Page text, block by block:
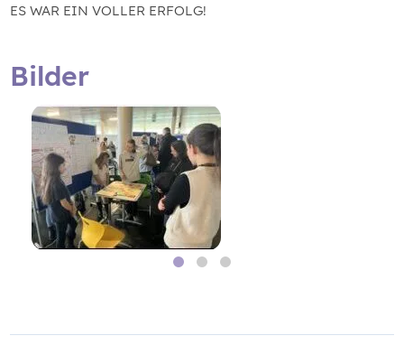
ES WAR EIN VOLLER ERFOLG!
Bilder